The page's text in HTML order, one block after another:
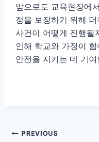
앞으로도 교육현장에
정을 보장하기 위해
사건이 어떻게 진행될
인해 학교와 가정이
안전을 지키는 데 기
글PREVIOUS